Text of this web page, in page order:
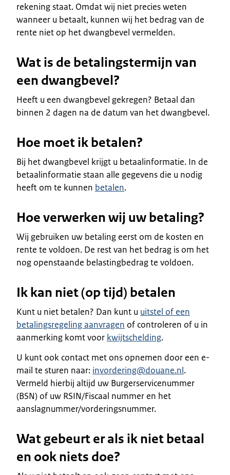
rekening staat. Omdat wij niet precies weten
wanneer u betaalt, kunnen wij het bedrag van de
rente niet op het dwangbevel vermelden.
Wat is de betalingstermijn van
een dwangbevel?
Heeft u een dwangbevel gekregen? Betaal dan
binnen 2 dagen na de datum van het dwangbevel.
Hoe moet ik betalen?
Bij het dwangbevel krijgt u betaalinformatie. In de
betaalinformatie staan alle gegevens die u nodig
heeft om te kunnen betalen.
Hoe verwerken wij uw betaling?
Wij gebruiken uw betaling eerst om de kosten en
rente te voldoen. De rest van het bedrag is om het
nog openstaande belastingbedrag te voldoen.
Ik kan niet (op tijd) betalen
Kunt u niet betalen? Dan kunt u uitstel of een
betalingsregeling aanvragen of controleren of u in
aanmerking komt voor kwijtschelding.
U kunt ook contact met ons opnemen door een e-
mail te sturen naar: invordering@douane.nl.
Vermeld hierbij altijd uw Burgerservicenummer
(BSN) of uw RSIN/Fiscaal nummer en het
aanslagnummer/vorderingsnummer.
Wat gebeurt er als ik niet betaal
en ook niets doe?